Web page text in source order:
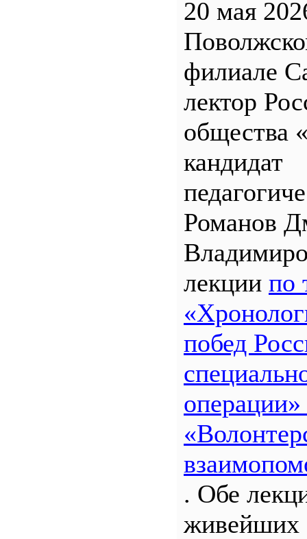
20 мая
филиале
лектор
общества
кандидат
Романов
лекции по
побед
. Обе
живейших